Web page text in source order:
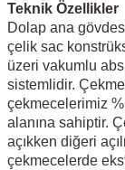
Teknik Özellikler
Dolap ana
çelik sac
üzeri vakumlu
sistemlidir.
çekmecelerimiz %
alanına sahiptir.
açıkken diğeri
çekmecelerde